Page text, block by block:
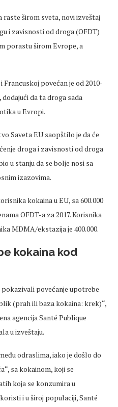
širom sveta, novi izveštaj
i zavisnosti od droga (OFDT)
porastu širom Evrope, a
povećan je od 2010-
dodajući da ta droga sada
u Evropi.
Saveta EU saopštilo je da će
droga i zavisnosti od droga
u stanju da se bolje nosi sa
izazovima.
kokaina u EU, sa 600.000
OFDT-a za 2017. Korisnika
MDMA/ekstazija je 400.000.
kokaina kod
povećanje upotrebe
(prah ili baza kokaina: krek)“,
agencija Santé Publique
u izveštaju.
odraslima, iako je došlo do
sa kokainom, koji se
koja se konzumira u
i u široj populaciji, Santé